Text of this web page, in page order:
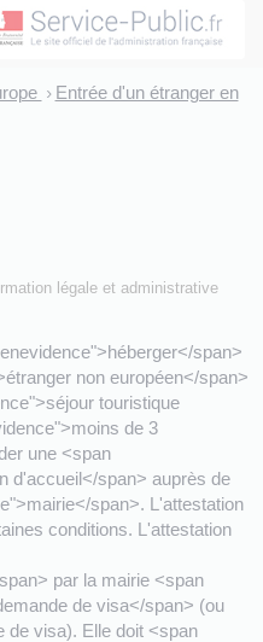
> Entrée d'un étranger en
légale et administrative
span>
non européen</span>
touristique
de 3
une <span
d'accueil</span> auprès de
span>. L'attestation
conditions. L'attestation
par la mairie <span
de visa</span> (ou
de visa). Elle doit <span